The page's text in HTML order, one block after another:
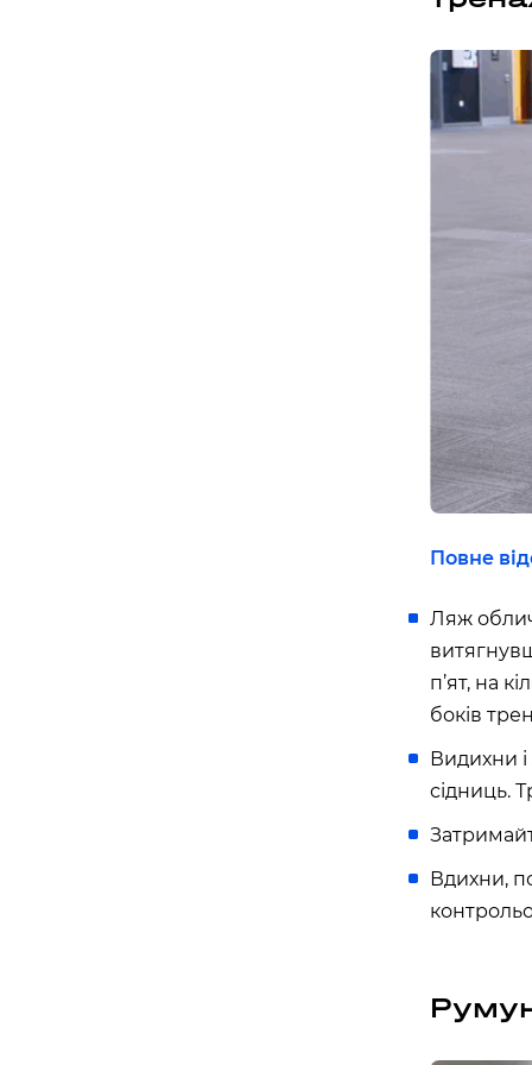
APOLLO NEXT 027 (ЦУМ
вулиця Київський шлях, 14ж, Бориспіль,
Повне
Ляж
п’ят, на
боків
Видихни
сідниць.
Вдихни,